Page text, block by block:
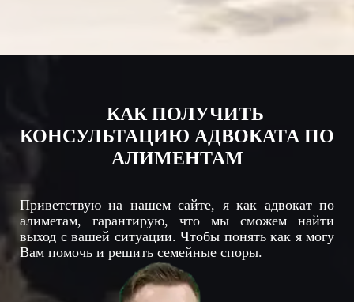
защитить Вас на любой стадии семейных споров
КАК ПОЛУЧИТЬ
КОНСУЛЬТАЦИЮ АДВОКАТА ПО
АЛИМЕНТАМ
Приветствую на нашем сайте, я как адвокат по
алиметам, гарантирую, что мы сможем найти
выход с вашей ситуации. Чтобы понять как я могу
Вам помочь и решить семейные споры.